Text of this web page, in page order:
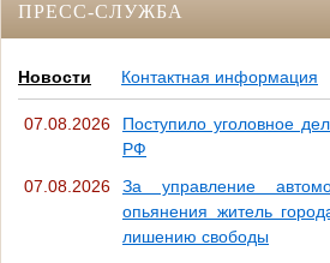
ПРЕСС-СЛУЖБА
Новости Контактная информация
07.08.2026
Поступило уголовное
РФ
07.08.2026
За управление
опьянения житель
лишению свободы